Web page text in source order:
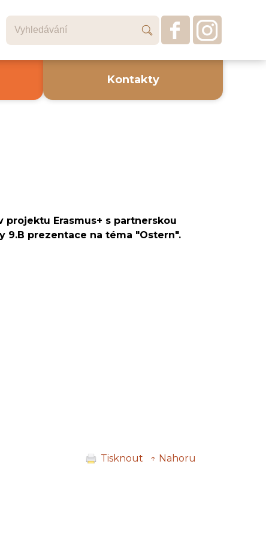
Kontakty
Erasmus+ s partnerskou
9.B prezentace na téma "Ostern".
Tisknout
↑ Nahoru